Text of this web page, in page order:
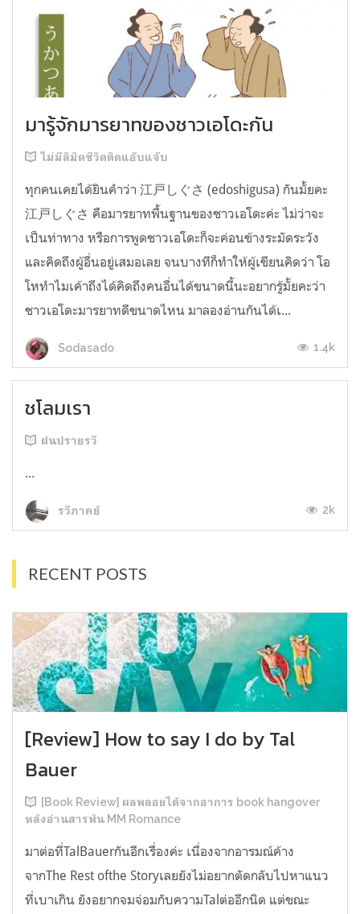
มารู้จักมารยาทของชาวเอโดะกัน
ไม่มีลิมิตชีวิตติดแอ๊บแจ๊บ
ทุกคนเคยได้ยินคำว่า 江戸しぐさ (edoshigusa) กันมั้ยคะ
江戸しぐさ คือมารยาทพื้นฐานของชาวเอโดะค่ะ ไม่ว่าจะ
เป็นท่าทาง หรือการพูดชาวเอโดะก็จะค่อนข้างระมัดระวัง
และคิดถึงผู้อื่นอยู่เสมอเลย จนบางทีก็ทำให้ผู้เขียนคิดว่า โอ
โหทำไมเค้าถึงได้คิดถึงคนอื่นได้ขนาดนี้นะอยากรู้มั้ยคะว่า
ชาวเอโดะมารยาทดีขนาดไหน มาลองอ่านกันได้เ...
Sodasado 1.4k
ชโลมเรา
ฝนปรายรวี
...
รวีภาคย์ 2k
RECENT POSTS
[Review] How to say I do by Tal
Bauer
[Book Review] ผลพลอยได้จากอาการ book hangover
หลังอ่านสารพัน MM Romance
มาต่อที่TalBauerกันอีกเรื่องค่ะ เนื่องจากอารมณ์ค้าง
จากThe Rest ofthe Storyเลยยังไม่อยากตัดกลับไปหาแนว
ที่เบาเกิน ยังอยากจมจ่อมกับความTalต่ออีกนิด แต่ขณะ